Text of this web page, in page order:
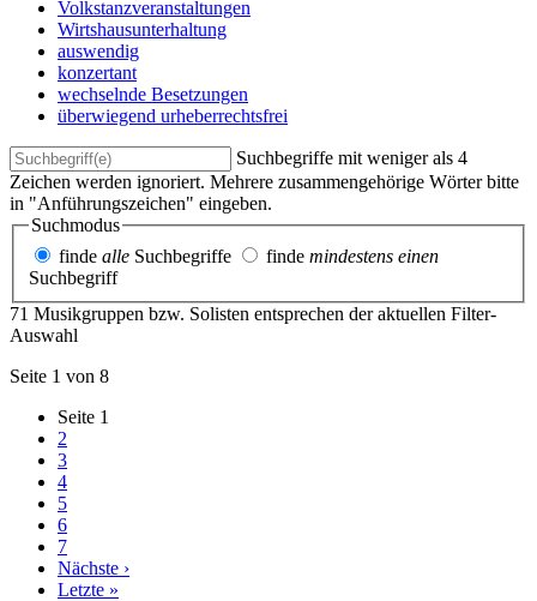
Volkstanzveranstaltungen
Wirtshausunterhaltung
auswendig
konzertant
wechselnde Besetzungen
überwiegend urheberrechtsfrei
Suchbegriffe mit weniger als 4
Zeichen werden ignoriert. Mehrere zusammengehörige Wörter bitte
in "Anführungszeichen" eingeben.
Suchmodus
finde alle Suchbegriffe finde mindestens einen
Suchbegriff
71 Musikgruppen bzw. Solisten entsprechen der aktuellen Filter-
Auswahl
Seite 1 von 8
Seite 1
2
3
4
5
6
7
Nächste ›
Letzte »